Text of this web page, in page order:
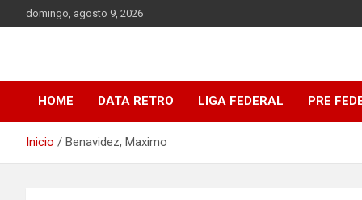
al
domingo, agosto 9, 2026
DATA Basquet
HOME DATA RETRO LIGA FEDERAL PRE
Inicio Benavidez, Maximo